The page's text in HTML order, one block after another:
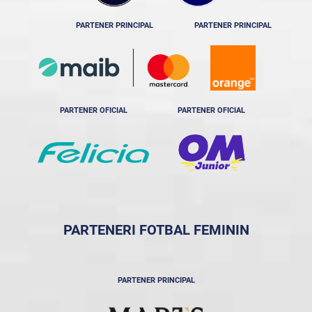
PARTENER PRINCIPAL PARTENER PRINCIPAL
PARTENER OFICIAL PARTENER OFICIAL
PARTENERI FOTBAL FEMININ
PARTENER PRINCIPAL